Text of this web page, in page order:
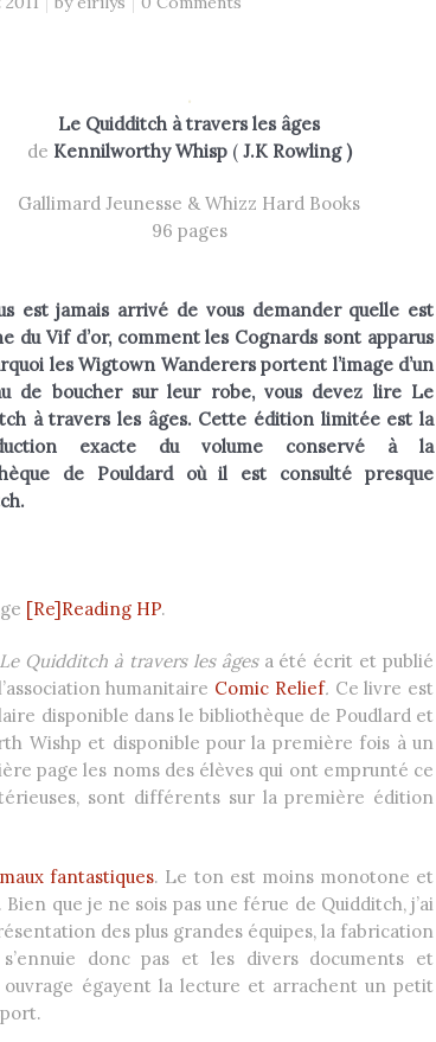
.
Le Quidditch à travers les âges
de Kennilworthy Whisp( J.K Rowling )
Gallimard Jeunesse & Whizz Hard Books
96 pages
est jamais arrivé de vous demander quelle est
du Vif d’or, comment les Cognards sont apparus
les Wigtown Wanderers portent l’image d’un
de boucher sur leur robe, vous devez lire Le
à travers les âges. Cette édition limitée est la
exacte du volume conservé à la
de Pouldard où il est consulté presque
[Re]Reading HP.
Le Quidditch à travers les âgesa été écrit et publié
humanitaire Comic Relief. Ce livre est
disponible dans le bibliothèque de Poudlard et
Wishp et disponible pour la première fois à un
page les noms des élèves qui ont emprunté ce
sont différents sur la première édition
fantastiques. Le ton est moins monotone et
que je ne sois pas une férue de Quidditch, j’ai
des plus grandes équipes, la fabrication
donc pas et les divers documents et
égayent la lecture et arrachent un petit